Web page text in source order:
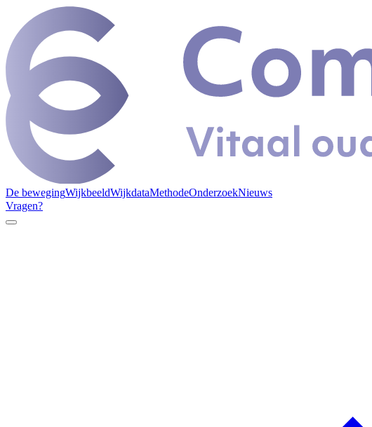
De bewegingWijkbeeldWijkdataMethodeOnderzoekNieuws
Vragen?